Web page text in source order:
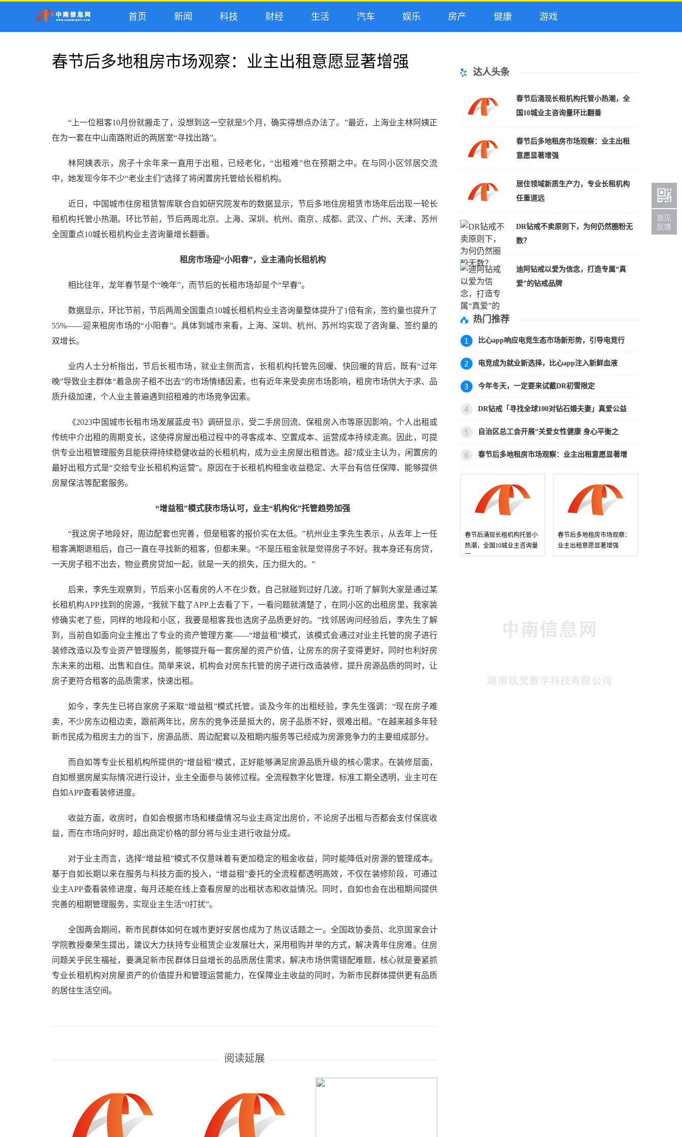
首页 新闻 科技 财经 生活 汽车 娱乐 房产 健康 游戏
春节后多地租房市场观察：业主出租意愿显著增强
“上一位租客10月份就搬走了，没想到这一空就是5个月，确实得想点办法了。”最近，上海业主林阿姨正
在为一套在中山南路附近的两居室“寻找出路”。
林阿姨表示，房子十余年来一直用于出租，已经老化，“出租难”也在预期之中。在与同小区邻居交流
中，她发现今年不少“老业主们”选择了将闲置房托管给长租机构。
近日，中国城市住房租赁智库联合自如研究院发布的数据显示，节后多地住房租赁市场年后出现一轮长
租机构托管小热潮。环比节前，节后两周北京、上海、深圳、杭州、南京、成都、武汉、广州、天津、苏州
全国重点10城长租机构业主咨询量增长翻番。
租房市场迎“小阳春”，业主涌向长租机构
相比往年，龙年春节是个“晚年”，而节后的长租市场却是个“早春”。
数据显示，环比节前，节后两周全国重点10城长租机构业主咨询量整体提升了1倍有余，签约量也提升了
55%——迎来租房市场的“小阳春”。具体到城市来看，上海、深圳、杭州、苏州均实现了咨询量、签约量的
双增长。
业内人士分析指出，节后长租市场，就业主侧而言，长租机构托管先回暖、快回暖的背后，既有“过年
晚”导致业主群体“着急房子租不出去”的市场情绪因素，也有近年来受卖房市场影响，租房市场供大于求、品
质升级加速，个人业主普遍遇到招租难的市场竞争因素。
《2023中国城市长租市场发展蓝皮书》调研显示，受二手房回流、保租房入市等原因影响，个人出租或
传统中介出租的周期变长，这使得房屋出租过程中的寻客成本、空置成本、运营成本持续走高。因此，可提
供专业出租管理服务且能获得持续稳健收益的长租机构，成为业主房屋出租首选。超7成业主认为，闲置房的
最好出租方式是“交给专业长租机构运营”。原因在于长租机构租金收益稳定、大平台有信任保障、能够提供
房屋保洁等配套服务。
“增益租”模式获市场认可，业主“机构化”托管趋势加强
“我这房子地段好，周边配套也完善，但是租客的报价实在太低。”杭州业主李先生表示，从去年上一任
租客满期退租后，自己一直在寻找新的租客，但都未果。“不是压租金就是觉得房子不好。我本身还有房贷，
一天房子租不出去，物业费房贷加一起，就是一天的损失，压力挺大的。”
后来，李先生观察到，节后来小区看房的人不在少数，自己就碰到过好几波。打听了解到大家是通过某
长租机构APP找到的房源，“我就下载了APP上去看了下，一看问题就清楚了，在同小区的出租房里，我家装
修确实老了些，同样的地段和小区，我要是租客我也选房子品质更好的。”找邻居询问经验后，李先生了解
到，当前自如面向业主推出了专业的资产管理方案——“增益租”模式，该模式会通过对业主托管的房子进行
装修改造以及专业资产管理服务，能够提升每一套房屋的资产价值，让房东的房子变得更好，同时也利好房
东未来的出租、出售和自住。简单来说，机构会对房东托管的房子进行改造装修，提升房源品质的同时，让
房子更符合租客的品质需求，快速出租。
如今，李先生已将自家房子采取“增益租”模式托管。谈及今年的出租经验，李先生强调：“现在房子难
卖，不少房东边租边卖，跟前两年比，房东的竞争还是挺大的，房子品质不好，很难出租。”在越来越多年轻
新市民成为租房主力的当下，房源品质、周边配套以及租期内服务等已经成为房源竞争力的主要组成部分。
而自如等专业长租机构所提供的“增益租”模式，正好能够满足房源品质升级的核心需求。在装修层面，
自如根据房屋实际情况进行设计，业主全面参与装修过程。全流程数字化管理，标准工期全透明，业主可在
自如APP查看装修进度。
收益方面，收房时，自如会根据市场和楼盘情况与业主商定出房价，不论房子出租与否都会支付保底收
益，而在市场向好时，超出商定价格的部分将与业主进行收益分成。
对于业主而言，选择“增益租”模式不仅意味着有更加稳定的租金收益，同时能降低对房源的管理成本。
基于自如长期以来在服务与科技方面的投入，“增益租”委托的全流程都透明高效，不仅在装修阶段，可通过
业主APP查看装修进度，每月还能在线上查看房屋的出租状态和收益情况。同时，自如也会在出租期间提供
完善的租期管理服务，实现业主生活“0打扰”。
全国两会期间，新市民群体如何在城市更好安居也成为了热议话题之一。全国政协委员、北京国家会计
学院教授秦荣生提出，建议大力扶持专业租赁企业发展壮大，采用租购并举的方式，解决青年住房难。住房
问题关乎民生福祉，要满足新市民群体日益增长的品质居住需求，解决市场供需错配难题，核心就是要紧抓
专业长租机构对房屋资产的价值提升和管理运营能力，在保障业主收益的同时，为新市民群体提供更有品质
的居住生活空间。
阅读延展
达人头条
春节后涌现长租机构托管小热潮，全
国10城业主咨询量环比翻番
春节后多地租房市场观察：业主出租
意愿显著增强
居住领域新质生产力，专业长租机构
任重道远
DR钻戒不卖原则下，为何仍然圈粉无
数？
迪阿钻戒以爱为信念，打造专属“真
爱”的钻戒品牌
热门推荐
比心app响应电竞生态市场新形势，引导电竞行
电竞成为就业新选择，比心app注入新鲜血液
今年冬天，一定要来试戴DR初雪限定
DR钻戒「寻找全球100对钻石婚夫妻」真爱公益
自治区总工会开展“关爱女性健康 身心平衡之
春节后多地租房市场观察：业主出租意愿显著增
春节后涌现长租机构托管小
热潮，全国10城业主咨询量
环
春节后多地租房市场观察：
业主出租意愿显著增强